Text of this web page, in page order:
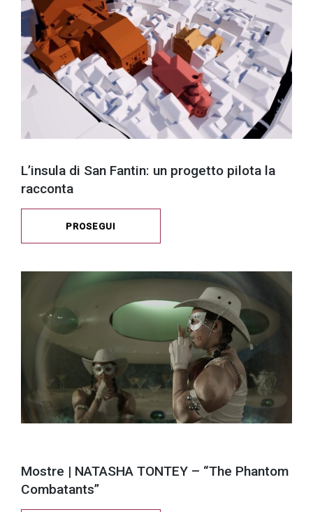
L’insula di San Fantin: un progetto pilota la
racconta
PROSEGUI
Mostre | NATASHA TONTEY – “The Phantom
Combatants”